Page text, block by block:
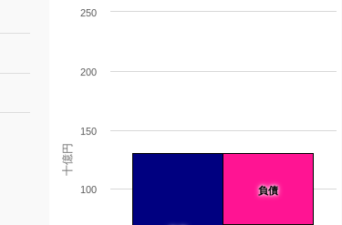
十億円
負債
100
150
200
250